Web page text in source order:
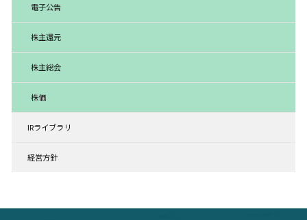
電子公告
株主還元
株主総会
株価
IRライブラリ
経営方針